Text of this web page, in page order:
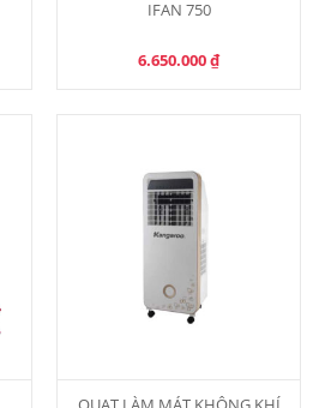
IFAN 750
6.650.000₫